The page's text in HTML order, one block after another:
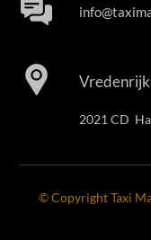
2021 CD
© Copyright Taxi